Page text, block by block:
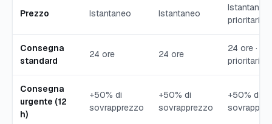
Prezzo Istantaneo Istantaneo
Istantaneo
prioritario
Consegna
standard
24 ore 24 ore
24 ore ·
prioritaria
Consegna
urgente (12
h)
+50% di
sovrapprezzo
+50% di
sovrapprezzo
+50% di